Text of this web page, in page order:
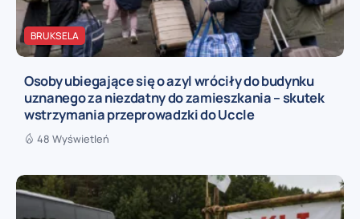
BRUKSELA
Osoby ubiegające się o azyl wróciły do budynku
uznanego za niezdatny do zamieszkania – skutek
wstrzymania przeprowadzki do Uccle
48 Wyświetleń